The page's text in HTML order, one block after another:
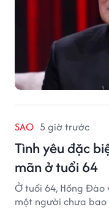
SAO 5 giờ trước
Tình yêu đặc
mãn ở tuổi 64
Ở tuổi 64, Hồng
một người chưa